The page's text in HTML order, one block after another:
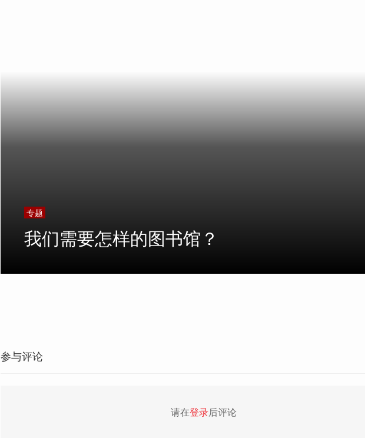
专题
我们需要怎样的图书馆？
参与评论
请在登录后评论